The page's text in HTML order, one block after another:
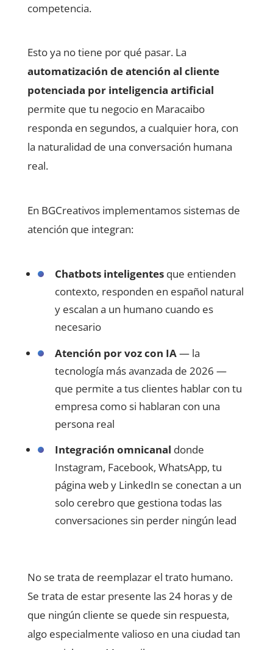
competencia.
Esto ya no tiene por qué pasar. La
automatización de atención al cliente
potenciada por inteligencia artificial
permite que tu negocio en Maracaibo
responda en segundos, a cualquier hora, con
la naturalidad de una conversación humana
real.
En BGCreativos implementamos sistemas de
atención que integran:
Chatbots inteligentes que entienden
contexto, responden en español natural
y escalan a un humano cuando es
necesario
Atención por voz con IA— la
tecnología más avanzada de 2026 —
que permite a tus clientes hablar con tu
empresa como si hablaran con una
persona real
Integración omnicanal donde
Instagram, Facebook, WhatsApp, tu
página web y LinkedIn se conectan a un
solo cerebro que gestiona todas las
conversaciones sin perder ningún lead
No se trata de reemplazar el trato humano.
Se trata de estar presente las 24 horas y de
que ningún cliente se quede sin respuesta,
algo especialmente valioso en una ciudad tan